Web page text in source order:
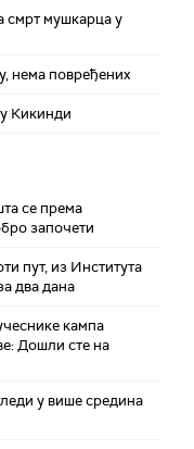
смрт мушкарца у
нема повређених
Кикинди
се према
започети
пут, из Института
два дана
кампа
Дошли сте на
у више средина